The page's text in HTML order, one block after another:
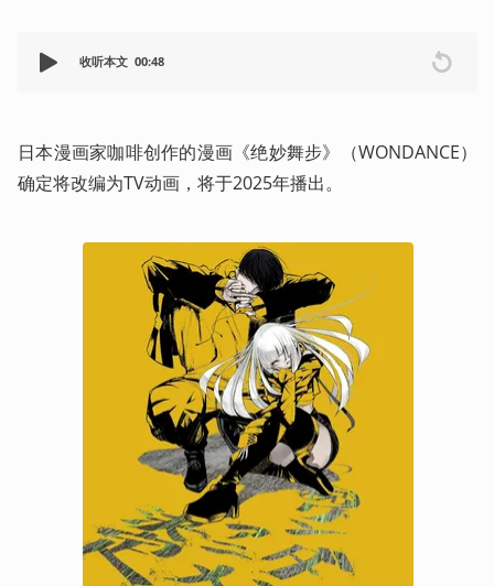
收听本文 00:48
日本漫画家咖啡创作的漫画《绝妙舞步》（WONDANCE）
确定将改编为TV动画，将于2025年播出。